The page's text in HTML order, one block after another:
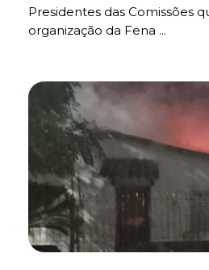
Presidentes das Comissões
organização da Fena ...